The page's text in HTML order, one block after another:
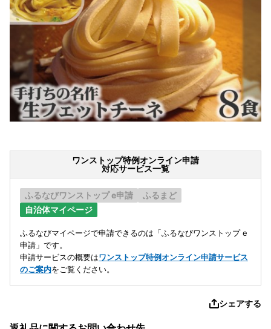
ワンストップ特例オンライン申請
対応サービス一覧
ふるなびワンストップ e申請
ふるまど
自治体マイページ
ふるなびマイページで申請できるのは「ふるなびワンストップ e
申請」です。
申請サービスの概要はワンストップ特例オンライン申請サービス
のご案内をご覧ください。
シェアする